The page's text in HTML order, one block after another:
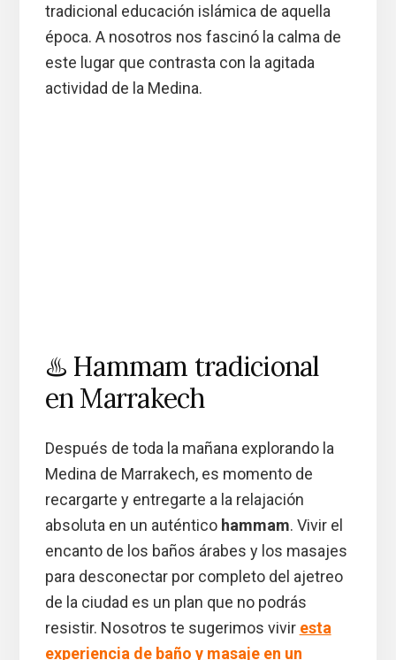
tradicional educación islámica de aquella
época. A nosotros nos fascinó la calma de
este lugar que contrasta con la agitada
actividad de la Medina.
♨️ Hammam tradicional
en Marrakech
Después de toda la mañana explorando la
Medina de Marrakech, es momento de
recargarte y entregarte a la relajación
absoluta en un auténtico hammam. Vivir el
encanto de los baños árabes y los masajes
para desconectar por completo del ajetreo
de la ciudad es un plan que no podrás
resistir. Nosotros te sugerimos vivir esta
experiencia de baño y masaje en un